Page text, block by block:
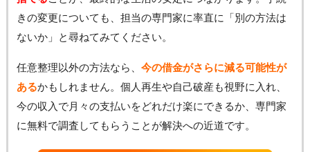
きの変更についても、担当の専門家に率直に「別の方法は
ないか」と尋ねてみてください。
任意整理以外の方法なら、 今の借金がさらに減る可能性が
あるかもしれません。個人再生や自己破産も視野に入れ、
今の収入で月々の支払いをどれだけ楽にできるか、専門家
に無料で調査してもらうことが解決への近道です。